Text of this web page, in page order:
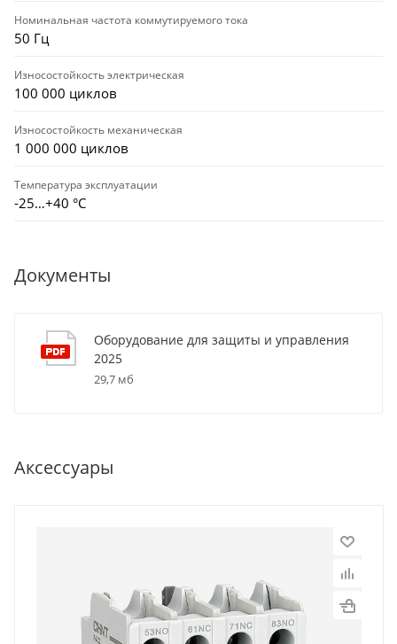
Номинальная частота коммутируемого тока
50 Гц
Износостойкость электрическая
100 000 циклов
Износостойкость механическая
1 000 000 циклов
Температура эксплуатации
-25…+40 °С
Документы
Оборудование для защиты и управления
2025
29,7 мб
Аксессуары